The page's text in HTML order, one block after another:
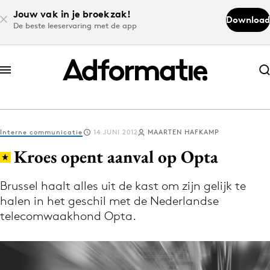
Jouw vak in je broekzak!
De beste leeservaring met de app
Download
Abonneer nu
Abonneer nu
Log in
Download de app
Volg het laatste nieuws via de Adformatie
Nieuws app
Interne communicatie 14 JUNI 2012 MAARTEN HAFKAMP
Kroes opent aanval op Opta
Brussel haalt alles uit de kast om zijn gelijk te
halen in het geschil met de Nederlandse
telecomwaakhond Opta.